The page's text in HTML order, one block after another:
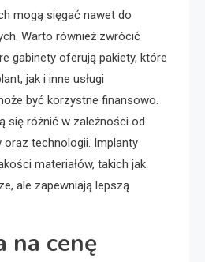
mogą sięgać nawet do
Warto również zwrócić
gabinety oferują pakiety, które
jak i inne usługi
być korzystne finansowo.
się różnić w zależności od
oraz technologii. Implanty
materiałów, takich jak
ale zapewniają lepszą
na cenę